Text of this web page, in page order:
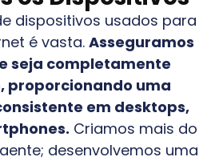
dispositivos usados para
é vasta. Asseguramos
seja completamente
proporcionando uma
em desktops,
Criamos mais do
desenvolvemos uma